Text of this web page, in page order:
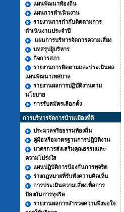
แผนพัฒนาท้องถิ่น
แผนการดำเนินงาน
รายงานการกำกับติดตามการ
ดำเนินงานประจำปี
แผนการบริหารจัดการความเสี่ยง
บทสรุปผู้บริหาร
กิจการสภา
รายงานการติดตามและประเมินผล
แผนพัฒนาเทศบาล
รายงานผลการปฏิบัติงานตาม
นโยบาย
การรับสมัครเลือกตั้ง
การบริหารจัดการบ้านเมืองที่ดี
ประมวลจริยธรรมท้องถิ่น
คู่มือหรือมาตรฐานการปฏิบัติงาน
มาตรการส่งเสริมคุณธรรมและ
ความโปร่งใส
แผนปฏิบัติการป้องกันการทุจริต
ร่างกฎหมายที่รับฟังความคิดเห็น
การประเมินความเสี่ยงเพื่อการ
ป้องกันการทุจริต
รายงานผลการสำรวจความพึงพอใจ